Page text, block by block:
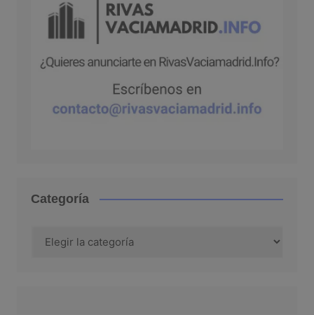
Categoría